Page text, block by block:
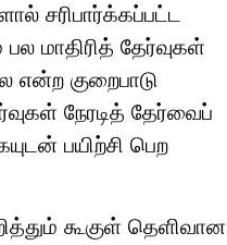
சரிபார்க்கப்பட்ட
மாதிரித் தேர்வுகள்
என்ற குறைபாடு
நேரடித் தேர்வைப்
பயிற்சி பெற
கூகுள் தெளிவான